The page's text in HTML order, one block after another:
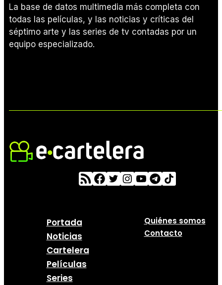
La base de datos multimedia más completa con
todas las películas, y las noticias y críticas del
séptimo arte y las series de tv contadas por un
equipo especializado.
Portada
Noticias
Cartelera
Películas
Series
Quiénes somos
Contacto